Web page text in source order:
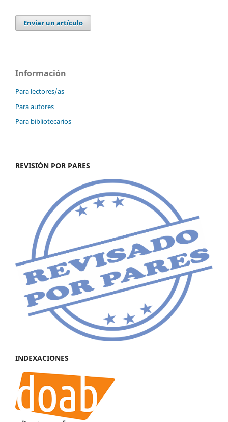
Enviar un artículo
Información
Para lectores/as
Para autores
Para bibliotecarios
REVISIÓN POR PARES
INDEXACIONES